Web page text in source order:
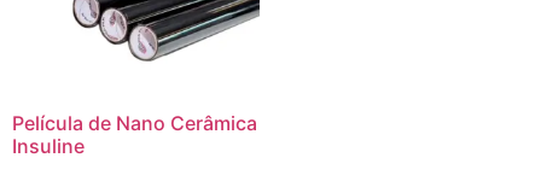
Película de Nano Cerâmica
Insuline